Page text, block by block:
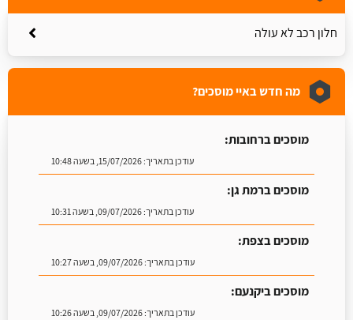
חלון רכב לא עולה
מה חדש באיי מוסכים?
מוסכים ברחובות:
עודכן בתאריך:15/07/2026, בשעה 10:48
מוסכים ברמת גן:
עודכן בתאריך:09/07/2026, בשעה 10:31
מוסכים בצפת:
עודכן בתאריך:09/07/2026, בשעה 10:27
מוסכים ביקנעם:
עודכן בתאריך:09/07/2026, בשעה 10:26